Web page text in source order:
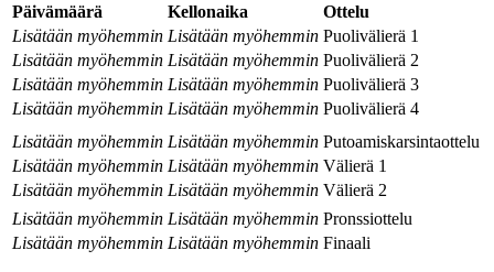
Päivämäärä Kellonaika
Ottelu
Lisätään myöhemmin Lisätään myöhemmin Puolivälierä 1
Lisätään myöhemmin Lisätään myöhemmin Puolivälierä 2
Lisätään myöhemmin Lisätään myöhemmin Puolivälierä 3
Lisätään myöhemmin Lisätään myöhemmin Puolivälierä 4
Lisätään myöhemmin Lisätään myöhemmin Putoamiskarsintaottelu
Lisätään myöhemmin Lisätään myöhemmin Välierä 1
Lisätään myöhemmin Lisätään myöhemmin Välierä 2
Lisätään myöhemmin Lisätään myöhemmin Pronssiottelu
Lisätään myöhemmin Lisätään myöhemmin Finaali